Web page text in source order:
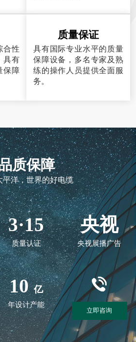
合性
具有
保障
质量保证
具有国际专业水平的质量
保障设备，多名专家及熟
练的操作人员提供全面服
务。
质保障
平洋，世界的好电缆
3·15
质量认证
央视
央视展播广告
10 亿
年设计产能
立即咨询